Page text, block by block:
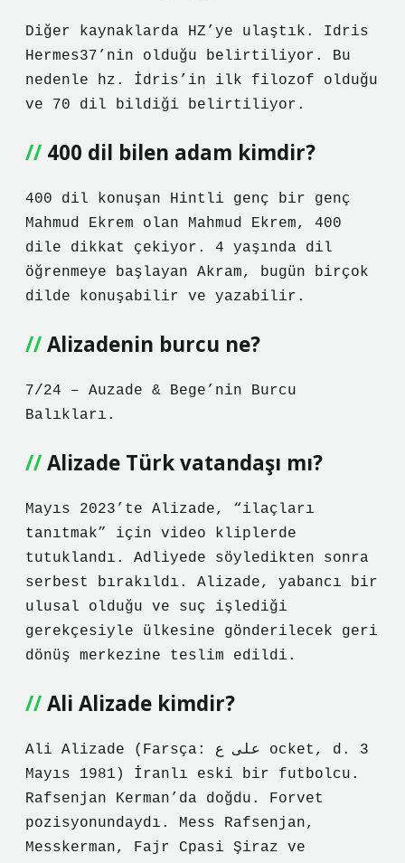
Diğer kaynaklarda HZ’ye ulaştık. Idris
Hermes37’nin olduğu belirtiliyor. Bu
nedenle hz. İdris’in ilk filozof olduğu
ve 70 dil bildiği belirtiliyor.
400 dil bilen adam kimdir?
400 dil konuşan Hintli genç bir genç
Mahmud Ekrem olan Mahmud Ekrem, 400
dile dikkat çekiyor. 4 yaşında dil
öğrenmeye başlayan Akram, bugün birçok
dilde konuşabilir ve yazabilir.
Alizadenin burcu ne?
7/24 – Auzade & Bege’nin Burcu
Balıkları.
Alizade Türk vatandaşı mı?
Mayıs 2023’te Alizade, “ilaçları
tanıtmak” için video kliplerde
tutuklandı. Adliyede söyledikten sonra
serbest bırakıldı. Alizade, yabancı bir
ulusal olduğu ve suç işlediği
gerekçesiyle ülkesine gönderilecek geri
dönüş merkezine teslim edildi.
Ali Alizade kimdir?
Ali Alizade (Farsça: علی ع ocket, d. 3
Mayıs 1981) İranlı eski bir futbolcu.
Rafsenjan Kerman’da doğdu. Forvet
pozisyonundaydı. Mess Rafsenjan,
Messkerman, Fajr Cpasi Şiraz ve